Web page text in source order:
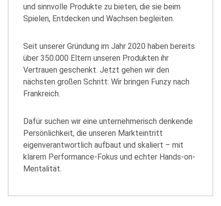
und sinnvolle Produkte zu bieten, die sie beim
Spielen, Entdecken und Wachsen begleiten.
Seit unserer Gründung im Jahr 2020 haben bereits
über 350.000 Eltern unseren Produkten ihr
Vertrauen geschenkt. Jetzt gehen wir den
nächsten großen Schritt: Wir bringen Funzy nach
Frankreich.
Dafür suchen wir eine unternehmerisch denkende
Persönlichkeit, die unseren Markteintritt
eigenverantwortlich aufbaut und skaliert – mit
klarem Performance-Fokus und echter Hands-on-
Mentalität.